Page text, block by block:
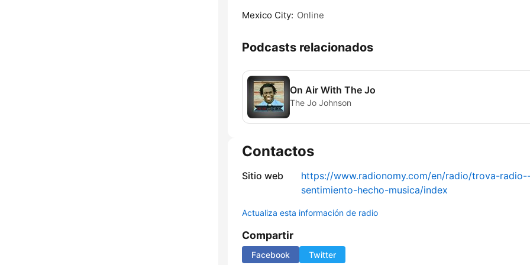
Mexico City: Online
Podcasts relacionados
On Air With The Jo
The Jo Johnson
Contactos
Sitio web
https://www.radionomy.com/en/radio/trova-
sentimiento-hecho-musica/index
Actualiza esta información de radio
Compartir
Facebook Twitter